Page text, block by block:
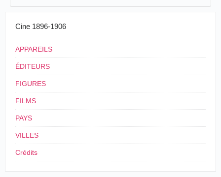
Cine 1896-1906
APPAREILS
ÉDITEURS
FIGURES
FILMS
PAYS
VILLES
Crédits